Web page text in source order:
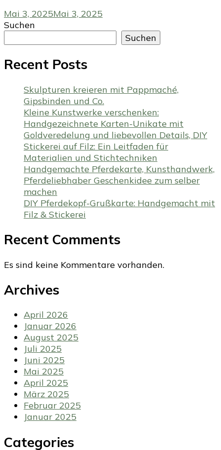
Mai 3, 2025Mai 3, 2025
Suchen
Suchen
Recent Posts
Skulpturen kreieren mit Pappmaché,
Gipsbinden und Co.
Kleine Kunstwerke verschenken:
Handgezeichnete Karten-Unikate mit
Goldveredelung und liebevollen Details, DIY
Stickerei auf Filz: Ein Leitfaden für
Materialien und Stichtechniken
Handgemachte Pferdekarte, Kunsthandwerk,
Pferdeliebhaber Geschenkidee zum selber
machen
DIY Pferdekopf-Grußkarte: Handgemacht mit
Filz & Stickerei
Recent Comments
Es sind keine Kommentare vorhanden.
Archives
April 2026
Januar 2026
August 2025
Juli 2025
Juni 2025
Mai 2025
April 2025
März 2025
Februar 2025
Januar 2025
Categories